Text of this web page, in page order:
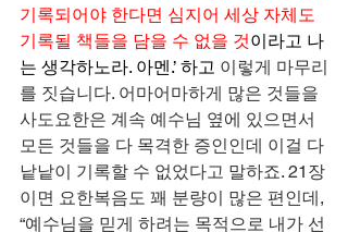
기록되어야 한다면 심지어 세상 자체도
기록될 책들을 담을 수 없을 것이라고 나
는 생각하노라. 아멘.’ 하고 이렇게 마무리
를 짓습니다. 어마어마하게 많은 것들을
사도요한은 계속 예수님 옆에 있으면서
모든 것들을 다 목격한 증인인데 이걸 다
낱낱이 기록할 수 없었다고 말하죠. 21장
이면 요한복음도 꽤 분량이 많은 편인데,
“예수님을 믿게 하려는 목적으로 내가 선